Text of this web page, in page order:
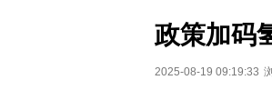
政策加码
2025-08-19 09:19:33